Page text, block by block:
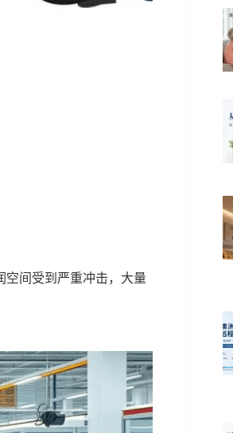
空间受到严重冲击，大量